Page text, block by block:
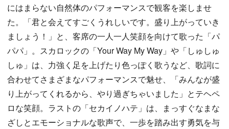
にはまらない自然体のパフォーマンスで観客を楽しませ
た。「君と会えてすごくうれしいです。盛り上がっていき
ましょう！」と、客席の一人一人笑顔を向けて歌った「パ
パパ」。スカロックの「Your Way My Way」や「しゅしゅ
しゅ」は、力強く足を上げたり色っぽく歌うなど、歌詞に
合わせてさまざまなパフォーマンスで魅せ、「みんなが盛
り上がってくれるから、やり過ぎちゃいました」とテヘペ
ロな笑顔。ラストの「セカイノハテ」は、まっすぐなまな
ざしとエモーショナルな歌声で、一歩を踏み出す勇気を与